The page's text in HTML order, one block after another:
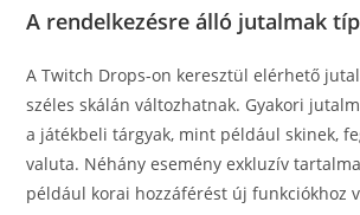
A rendelkezésre álló jutalmak
A Twitch Drops-on keresztül elérhető
széles skálán változhatnak. Gyakori
a játékbeli tárgyak, mint például skinek,
valuta. Néhány esemény exkluzív
például korai hozzáférést új funkciókhoz